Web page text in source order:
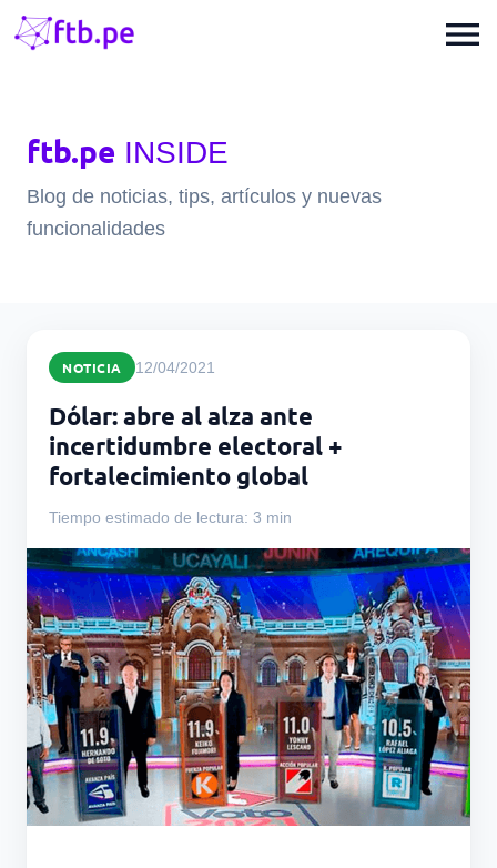
menu
ftb.pe INSIDE
Blog de noticias, tips, artículos y nuevas
funcionalidades
NOTICIA 12/04/2021
Dólar: abre al alza ante
incertidumbre electoral +
fortalecimiento global
Tiempo estimado de lectura: 3 min